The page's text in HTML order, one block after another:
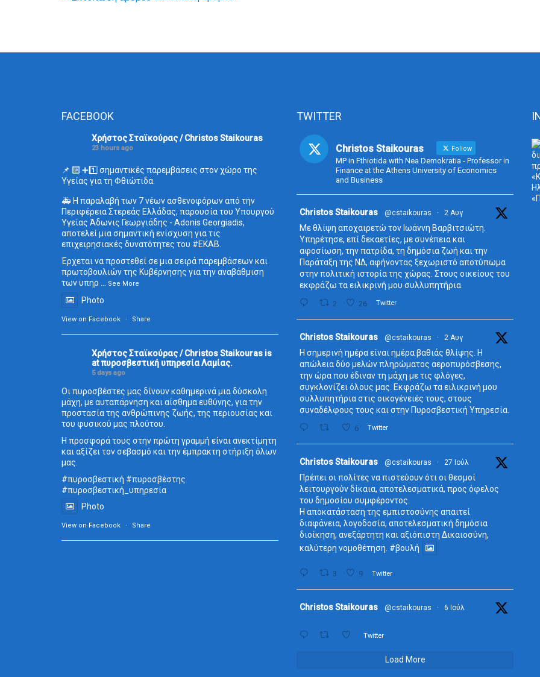
FACEBOOK
Χρήστος Σταϊκούρας / Christos Staikouras
23 hours ago
📌 🔟 ➕1️⃣ σημαντικές παρεμβάσεις στον χώρο της
Υγείας για τη Φθιώτιδα.
🚑 Η παραλαβή των 7 νέων ασθενοφόρων από την
Περιφέρεια Στερεάς Ελλάδας, παρουσία του Υπουργού
Υγείας Άδωνις Γεωργιάδης - Adonis Georgiadis,
αποτελεί μια σημαντική ενίσχυση για τις
επιχειρησιακές δυνατότητες του #ΕΚΑΒ
Έρχεται να προστεθεί σε μια σειρά παρεμβάσεων και
πρωτοβουλιών της Κυβέρνησης για την αναβάθμιση
των υπηρ
See More
Photo
View on Facebook · Share
Χρήστος Σταϊκούρας / Christos Staikouras is
at πυροσβεστική υπηρεσία Λαμίας.
5 days ago
Οι πυροσβέστες μας δίνουν καθημερινά μια δύσκολη
μάχη, με αυταπάρνηση και αίσθημα ευθύνης, για την
προστασία της ανθρώπινης ζωής, της περιουσίας και
του φυσικού μας πλούτου.
Η προσφορά τους στην πρώτη γραμμή είναι ανεκτίμητη
και αξίζει τον σεβασμό και την έμπρακτη στήριξη όλων
μας.
#πυροσβεστική #πυροσβέστης
#πυροσβεστική_ υπηρεσία
Photo
View on Facebook · Share
TWITTER
Christos Staikouras Follow
MP in Fthiotida with Nea Demokratia - Professor in
Finance at the Athens University of Economics
and Business
Avata
Christos Staikouras @cstaikouras · 2 Αυγ
Με θλίψη αποχαιρετώ τον Ιωάννη Βαρβιτσιώτη.
Υπηρέτησε, επί δεκαετίες, με συνέπεια και
αφοσίωση, την πατρίδα, τη δημόσια ζωή και την
Παράταξη της ΝΔ, αφήνοντας ξεχωριστό αποτύπωμα
στην πολιτική ιστορία της χώρας. Στους οικείους του
εκφράζω τα ειλικρινή μου συλλυπητήρια.
2 26 Twitter
Avata
Christos Staikouras @cstaikouras · 2 Αυγ
Η σημερινή ημέρα είναι ημέρα βαθιάς θλίψης. Η
απώλεια δύο μελών πληρώματος αεροπυρόσβεσης,
την ώρα που έδιναν τη μάχη με τις φλόγες,
συγκλονίζει όλους μας. Εκφράζω τα ειλικρινή μου
συλλυπητήρια στις οικογένειές τους, στους
συναδέλφους τους και στην Πυροσβεστική Υπηρεσία.
6 Twitter
Christos Staikouras @cstaikouras · 27 Ιούλ
Πρέπει οι πολίτες να πιστεύουν ότι οι θεσμοί
λειτουργούν δίκαια, αποτελεσματικά, προς όφελος
του δημοσίου συμφέροντος.
Η αποκατάσταση της εμπιστοσύνης απαιτεί
διαφάνεια, λογοδοσία, αποτελεσματική δημόσια
διοίκηση, ανεξάρτητη και αξιόπιστη Δικαιοσύνη,
καλύτερη νομοθέτηση. #βουλή
3 9 Twitter
Christos Staikouras @cstaikouras · 6 Ιούλ
Twitter
Load More